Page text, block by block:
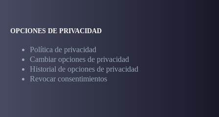
OPCIONES DE PRIVACIDAD
Política de privacidad
Cambiar opciones de privacidad
Historial de opciones de privacidad
Revocar consentimientos